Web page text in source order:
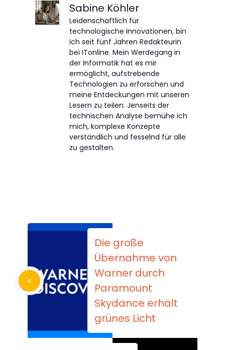
Sabine Köhler
Leidenschaftlich für
technologische Innovationen, bin
ich seit fünf Jahren Redakteurin
bei ITonline. Mein Werdegang in
der Informatik hat es mir
ermöglicht, aufstrebende
Technologien zu erforschen und
meine Entdeckungen mit unseren
Lesern zu teilen. Jenseits der
technischen Analyse bemühe ich
mich, komplexe Konzepte
verständlich und fesselnd für alle
zu gestalten.
Die große
Übernahme von
Warner durch
Paramount
Skydance erhält
grünes Licht